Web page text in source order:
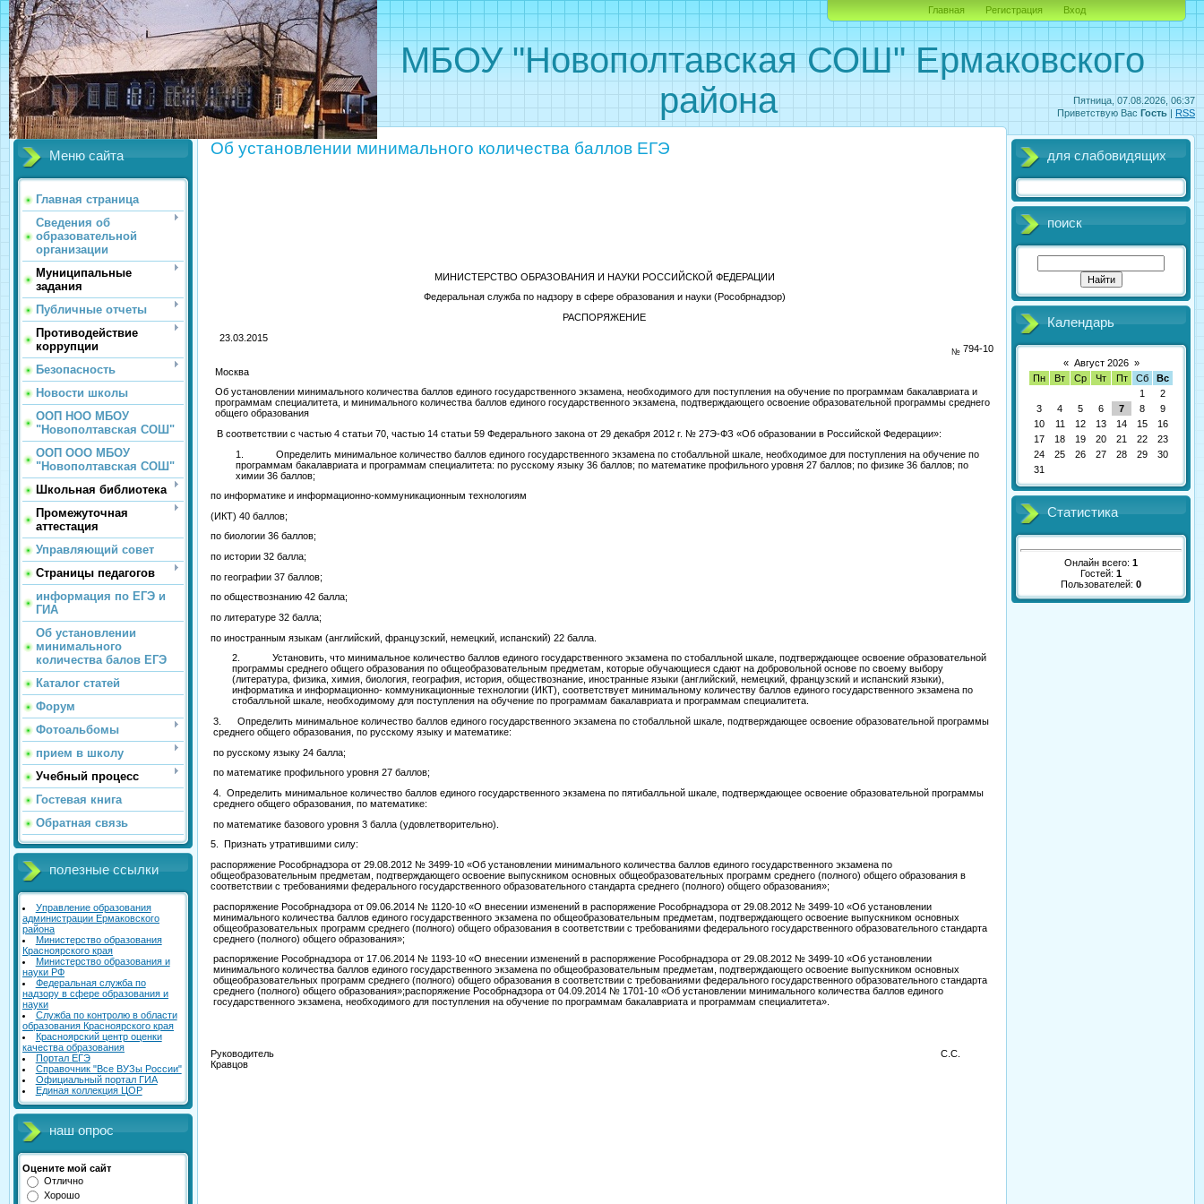
Пятница, 07.08.2026, 06:37
Приветствую Вас Гость | RSS
МБОУ "Новополтавская СОШ" Ермаковского
района
Главная Регистрация Вход
Меню сайта
Главная страница
Сведения об
образовательной
организации
Муниципальные
задания
Публичные отчеты
Противодействие
коррупции
Безопасность
Новости школы
ООП НОО МБОУ
"Новополтавская СОШ"
ООП ООО МБОУ
"Новополтавская СОШ"
Школьная библиотека
Промежуточная
аттестация
Управляющий совет
Страницы педагогов
информация по ЕГЭ и
ГИА
Об установлении
минимального
количества балов ЕГЭ
Каталог статей
Форум
Фотоальбомы
прием в школу
Учебный процесс
Гостевая книга
Обратная связь
полезные ссылки
Управление образования
администрации Ермаковского
района
Министерство образования
Красноярского края
Министерство образования и
науки РФ
Федеральная служба по
надзору в сфере образования и
науки
Служба по контролю в области
образования Красноярского края
Красноярский центр оценки
качества образования
Портал ЕГЭ
Справочник "Все ВУЗы России"
Официальный портал ГИА
Единая коллекция ЦОР
наш опрос
Оцените мой сайт
Отлично
Хорошо
Об установлении минимального количества баллов ЕГЭ
МИНИСТЕРСТВО ОБРАЗОВАНИЯ И НАУКИ РОССИЙСКОЙ ФЕДЕРАЦИИ
Федеральная служба по надзору в сфере образования и науки (Рособрнадзор)
РАСПОРЯЖЕНИЕ
23.03.2015
№ 794-10
Москва
Об установлении минимального количества баллов единого государственного экзамена, необходимого для поступления на обучение по программам бакалавриата и
программам специалитета, и минимального количества баллов единого государственного экзамена, подтверждающего освоение образовательной программы среднего
общего образования
В соответствии с частью 4 статьи 70, частью 14 статьи 59 Федерального закона от 29 декабря 2012 г. № 27Э-ФЗ «Об образовании в Российской Федерации»:
1. Определить минимальное количество баллов единого государственного экзамена по стобалльной шкале, необходимое для поступления на обучение по
программам бакалавриата и программам специалитета: по русскому языку 36 баллов; по математике профильного уровня 27 баллов; по физике 36 баллов; по
химии 36 баллов;
по информатике и информационно-коммуникационным технологиям
(ИКТ) 40 баллов;
по биологии 36 баллов;
по истории 32 балла;
по географии 37 баллов;
по обществознанию 42 балла;
по литературе 32 балла;
по иностранным языкам (английский, французский, немецкий, испанский) 22 балла.
2. Установить, что минимальное количество баллов единого государственного экзамена по стобалльной шкале, подтверждающее освоение образовательной
программы среднего общего образования по общеобразовательным предметам, которые обучающиеся сдают на добровольной основе по своему выбору
(литература, физика, химия, биология, география, история, обществознание, иностранные языки (английский, немецкий, французский и испанский языки),
информатика и информационно- коммуникационные технологии (ИКТ), соответствует минимальному количеству баллов единого государственного экзамена по
стобалльной шкале, необходимому для поступления на обучение по программам бакалавриата и программам специалитета.
3. Определить минимальное количество баллов единого государственного экзамена по стобалльной шкале, подтверждающее освоение образовательной программы
среднего общего образования, по русскому языку и математике:
по русскому языку 24 балла;
по математике профильного уровня 27 баллов;
4. Определить минимальное количество баллов единого государственного экзамена по пятибалльной шкале, подтверждающее освоение образовательной программы
среднего общего образования, по математике:
по математике базового уровня 3 балла (удовлетворительно).
5. Признать утратившими силу:
распоряжение Рособрнадзора от 29.08.2012 № 3499-10 «Об установлении минимального количества баллов единого государственного экзамена по
общеобразовательным предметам, подтверждающего освоение выпускником основных общеобразовательных программ среднего (полного) общего образования в
соответствии с требованиями федерального государственного образовательного стандарта среднего (полного) общего образования»;
распоряжение Рособрнадзора от 09.06.2014 № 1120-10 «О внесении изменений в распоряжение Рособрнадзора от 29.08.2012 № 3499-10 «Об установлении
минимального количества баллов единого государственного экзамена по общеобразовательным предметам, подтверждающего освоение выпускником основных
общеобразовательных программ среднего (полного) общего образования в соответствии с требованиями федерального государственного образовательного стандарта
среднего (полного) общего образования»;
распоряжение Рособрнадзора от 17.06.2014 № 1193-10 «О внесении изменений в распоряжение Рособрнадзора от 29.08.2012 № 3499-10 «Об установлении
минимального количества баллов единого государственного экзамена по общеобразовательным предметам, подтверждающего освоение выпускником основных
общеобразовательных программ среднего (полного) общего образования в соответствии с требованиями федерального государственного образовательного стандарта
среднего (полного) общего образования»;распоряжение Рособрнадзора от 04.09.2014 № 1701-10 «Об установлении минимального количества баллов единого
государственного экзамена, необходимого для поступления на обучение по программам бакалавриата и программам специалитета».
Руководитель С.С.
Кравцов
для слабовидящих
поиск
Календарь
« Август 2026 »
Пн
Вт Ср Чт Пт Сб
Вс
1
2
3
4 5 6 7 8
9
10
11 12 13 14 15
16
17
18 19 20 21 22
23
24
25 26 27 28 29
30
31
Статистика
Онлайн всего: 1
Гостей: 1
Пользователей: 0